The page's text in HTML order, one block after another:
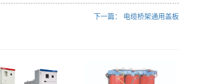
下一篇： 电缆桥架通用盖板